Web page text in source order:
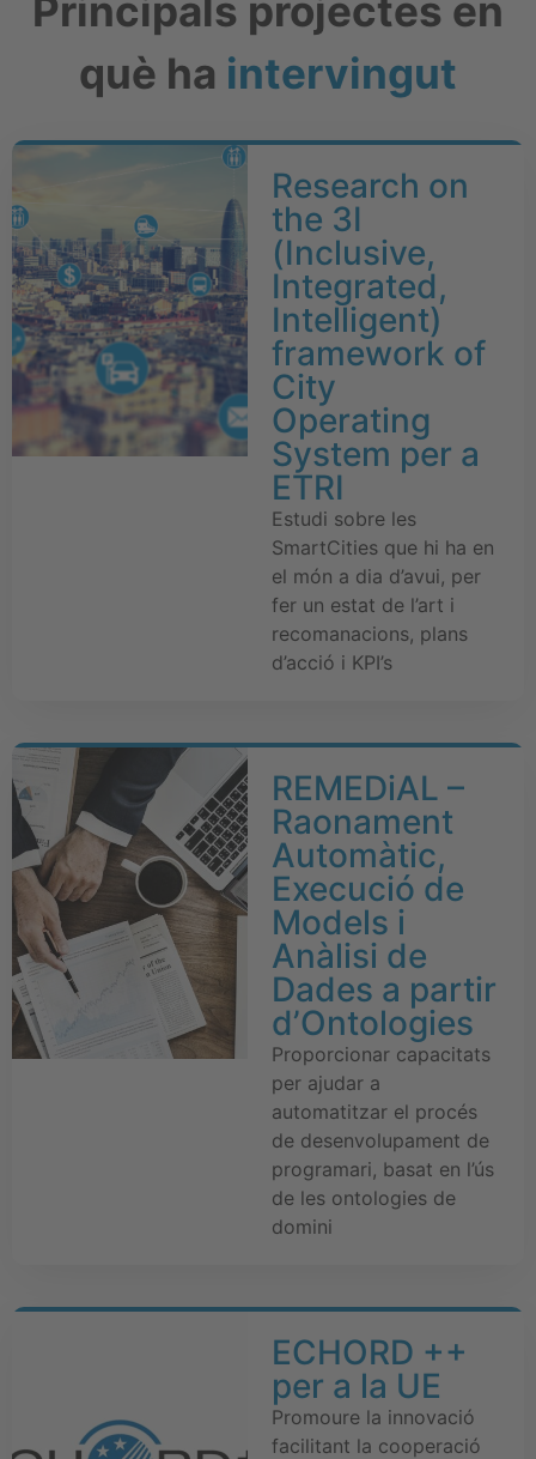
Principals projectes en
què ha intervingut
Research on
the 3I
(Inclusive,
Integrated,
Intelligent)
framework of
City
Operating
System per a
ETRI
Estudi sobre les
SmartCities que hi ha en
el món a dia d’avui, per
fer un estat de l’art i
recomanacions, plans
d’acció i KPI’s
REMEDiAL –
Raonament
Automàtic,
Execució de
Models i
Anàlisi de
Dades a partir
d’Ontologies
Proporcionar capacitats
per ajudar a
automatitzar el procés
de desenvolupament de
programari, basat en l’ús
de les ontologies de
domini
ECHORD ++
per a la UE
Promoure la innovació
facilitant la cooperació